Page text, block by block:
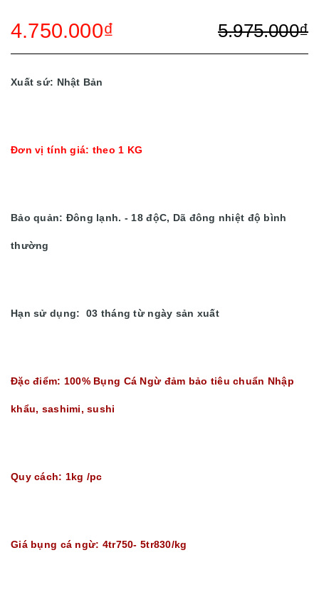
4.750.000₫ 5.975.000₫
Xuất sứ: Nhật Bản
Đơn vị tính giá: theo 1 KG
Bảo quản: Đông lạnh. - 18 độC, Dã đông nhiệt độ bình
thường
Hạn sử dụng: 03 tháng từ ngày sản xuất
Đặc điểm: 100% Bụng Cá Ngừ đảm bảo tiêu chuẩn Nhập
khẩu, sashimi, sushi
Quy cách: 1kg /pc
Giá bụng cá ngừ: 4tr750- 5tr830/kg